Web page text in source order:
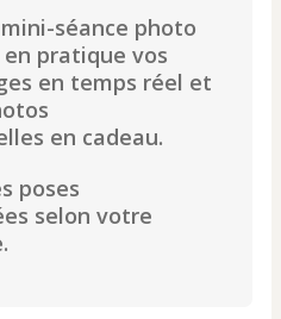
séance photo
pratique vos
en temps réel et
en cadeau.
poses
selon votre